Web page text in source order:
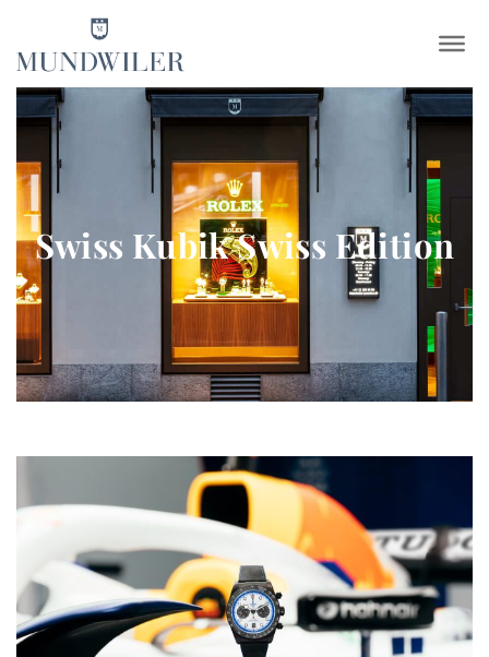
×
Swiss Kubik Swiss Edition